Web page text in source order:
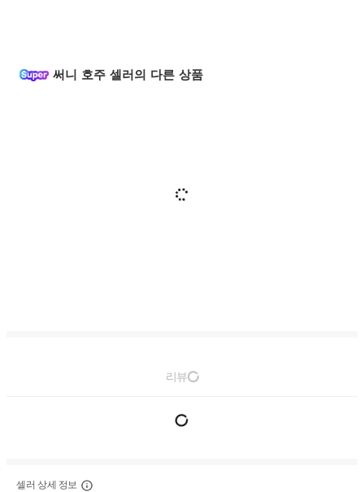
써니 호주 셀러의 다른 상품
리뷰
셀러 상세 정보